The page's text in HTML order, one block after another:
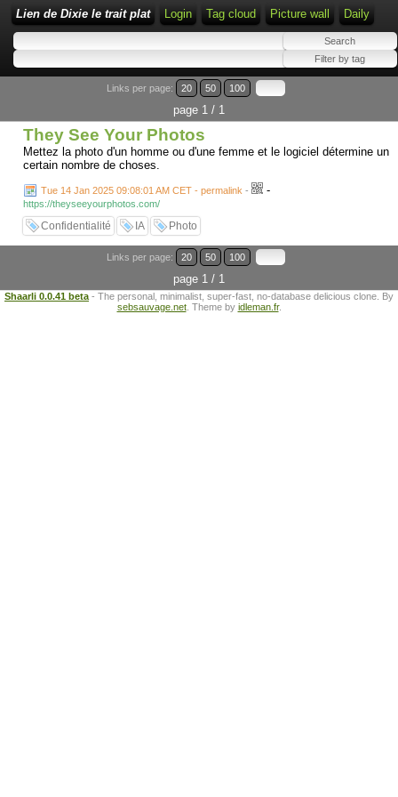
Lien de Dixie le trait plat Login Tag cloud Picture wall Daily
Links per page: 20 50 100
page 1 / 1
They See Your Photos
Mettez la photo d'un homme ou d'une femme et le logiciel détermine un
certain nombre de choses.
Tue 14 Jan 2025 09:08:01 AM CET - permalink - -
https://theyseeyourphotos.com/
Confidentialité IA Photo
Links per page: 20 50 100
page 1 / 1
Shaarli 0.0.41 beta - The personal, minimalist, super-fast, no-database delicious clone. By
sebsauvage.net. Theme by idleman.fr.